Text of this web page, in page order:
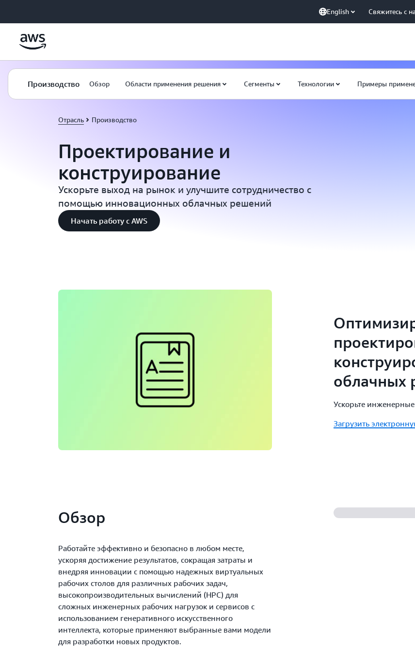
English Свяжитесь с
Производство Обзор Области применения решения Сегменты Технологии Примеры
Отрасль Производство
Проектирование и
конструирование
Ускорьте выход на рынок и улучшите сотрудничество с
помощью инновационных облачных решений
Начать работу с AWS
облачных
Ускорьте инженерные
Загрузить
Обзор
Работайте эффективно и безопасно в любом месте,
ускоряя достижение результатов, сокращая затраты и
внедряя инновации с помощью надежных виртуальных
рабочих столов для различных рабочих задач,
высокопроизводительных вычислений (HPC) для
сложных инженерных рабочих нагрузок и сервисов с
использованием генеративного искусственного
интеллекта, которые применяют выбранные вами модели
для разработки новых продуктов.